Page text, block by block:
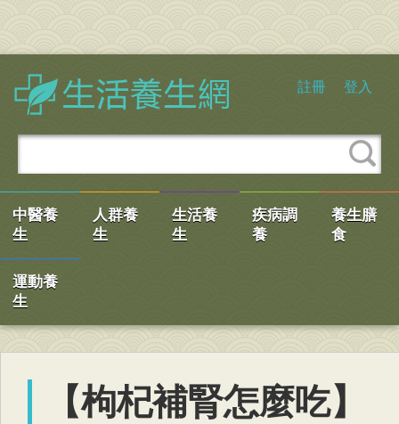
註冊 登入
中醫養
生
人群養
生
生活養
生
疾病調
養
養生膳
食
運動養
生
【枸杞補腎怎麼吃】